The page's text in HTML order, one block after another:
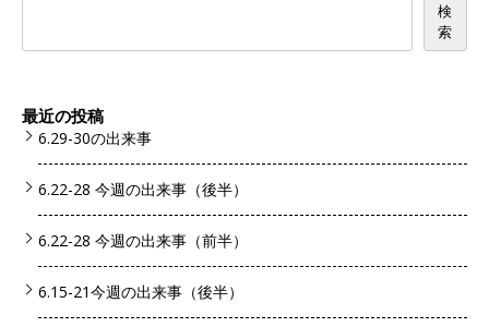
検
索
最近の投稿
6.29-30の出来事
6.22-28 今週の出来事（後半）
6.22-28 今週の出来事（前半）
6.15-21今週の出来事（後半）